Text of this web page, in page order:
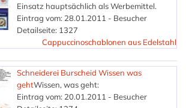
Einsatz hauptsächlich als Werbemittel.
Eintrag vom: 28.01.2011 - Besucher
Detailseite: 1327
Cappuccinoschablonen aus Edelstahl
Schneiderei Burscheid Wissen was
gehtWissen, was geht:
Eintrag vom: 20.01.2011 - Besucher